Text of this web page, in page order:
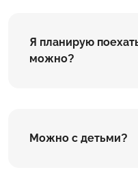
Я планирую
можно?
Можно с детьми?